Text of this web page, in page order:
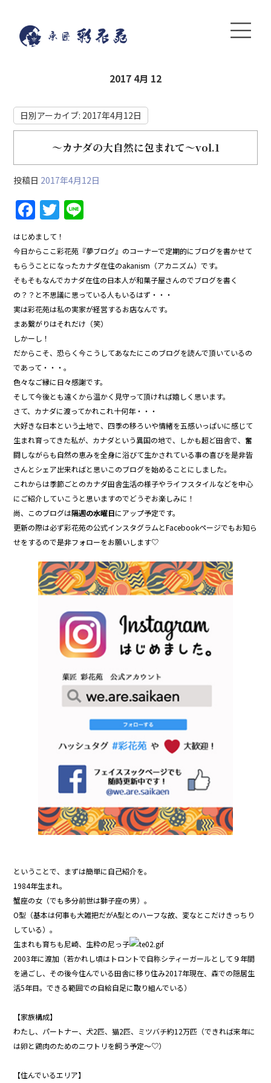
2017 4月 12
日別アーカイブ: 2017年4月12日
～カナダの大自然に包まれて～vol.1
投稿日 2017年4月12日
F
a
c
e
b
o
o
k
T
w
itt
er
e
はじめまして！
今日からここ彩花苑『夢ブログ』のコーナーで定期的にブログを書かせて
もらうことになったカナダ在住のakanism（アカニズム）です。
そもそもなんでカナダ在住の日本人が和菓子屋さんのでブログを書く
の？？と不思議に思っている人もいるはず・・・
実は彩花苑は私の実家が経営するお店なんです。
まあ繋がりはそれだけ（笑）
しかーし！
だからこそ、恐らく今こうしてあなたにこのブログを読んで頂いているの
であって・・・。
色々なご縁に日々感謝です。
そして今後とも遠くから温かく見守って頂ければ嬉しく思います。
さて、カナダに渡ってかれこれ十何年・・・
大好きな日本という土地で、四季の移ろいや情緒を五感いっぱいに感じて
生まれ育ってきた私が、カナダという異国の地で、しかも超ど田舎で、奮
闘しながらも自然の恵みを全身に浴びて生かされている事の喜びを是非皆
さんとシェア出来ればと思いこのブログを始めることにしました。
これからは季節ごとのカナダ田舎生活の様子やライフスタイルなどを中心
にご紹介していこうと思いますのでどうぞお楽しみに！
尚、このブログは隔週の水曜日にアップ予定です。
更新の際は必ず彩花苑の公式インスタグラムとFacebookページでもお知ら
せをするので是非フォローをお願いします♡
ということで、まずは簡単に自己紹介を。
1984年生まれ。
蟹座の女（でも多分前世は獅子座の男）。
O型（基本は何事も大雑把だがA型とのハーフな故、変なとこだけきっちり
している）。
生まれも育ちも尼崎、生粋の尼っ子
2003年に渡加（若かれし頃はトロントで自称シティーガールとして９年間
を過ごし、その後今住んでいる田舎に移り住み2017年現在、森での隠居生
活5年目。できる範囲での自給自足に取り組んでいる）
【家族構成】
わたし、パートナー、犬2匹、猫2匹、ミツバチ約12万匹（できれば来年に
は卵と鶏肉のためのニワトリを飼う予定～♡）
【住んでいるエリア】